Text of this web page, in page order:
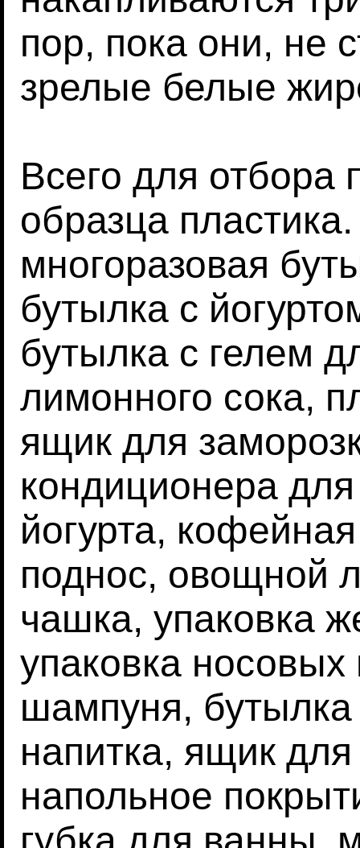
пор, пока они, не
зрелые белые
Всего для отбора
образца
многоразовая
бутылка с
бутылка с гелем
лимонного сока,
ящик для
кондиционера
йогурта,
поднос, овощной
чашка, упаковка
упаковка носовых
шампуня, бутылка
напитка, ящик для
напольное